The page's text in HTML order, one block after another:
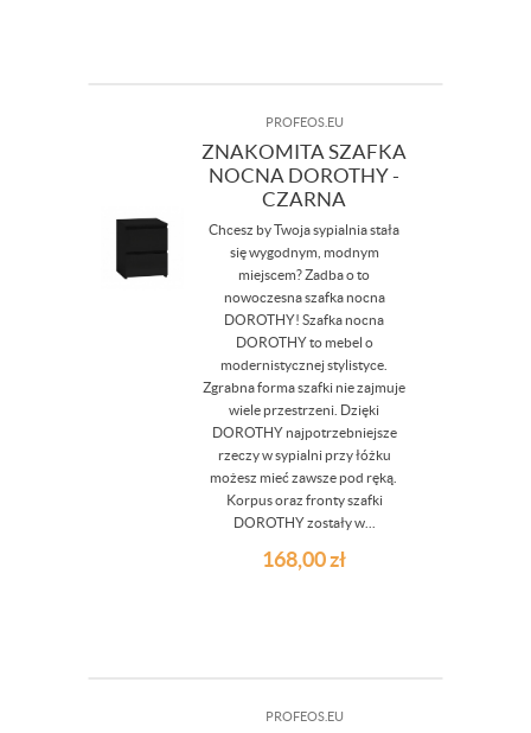
PROFEOS.EU
ZNAKOMITA SZAFKA
NOCNA DOROTHY -
CZARNA
Chcesz by Twoja sypialnia stała
się wygodnym, modnym
miejscem? Zadba o to
nowoczesna szafka nocna
DOROTHY! Szafka nocna
DOROTHY to mebel o
modernistycznej stylistyce.
Zgrabna forma szafki nie zajmuje
wiele przestrzeni. Dzięki
DOROTHY najpotrzebniejsze
rzeczy w sypialni przy łóżku
możesz mieć zawsze pod ręką.
Korpus oraz fronty szafki
DOROTHY zostały w...
168,00zł
PROFEOS.EU